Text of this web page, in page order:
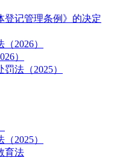
登记管理条例》的决定
2026）
）
法（2025）
2025）
育法